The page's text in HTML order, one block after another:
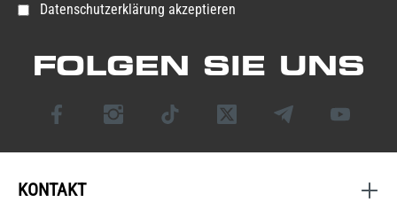
Datenschutzerklärung akzeptieren
FOLGEN SIE UNS
KONTAKT